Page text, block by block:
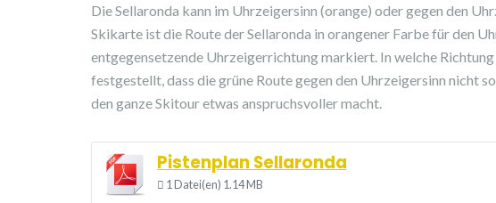
Die Sellaronda kann im Uhrzeigersinn (orange) oder gegen den
Skikarte ist die Route der Sellaronda in orangener Farbe für den
entgegensetzende Uhrzeigerrichtung markiert. In welche
festgestellt, dass die grüne Route gegen den Uhrzeigersinn nicht
den ganze Skitour etwas anspruchsvoller macht.
Pistenplan Sellaronda
1 Datei(en) 1.14 MB